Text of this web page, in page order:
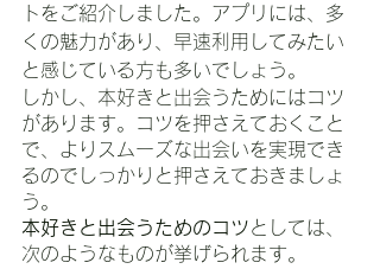
トをご紹介しました。アプリには、多
くの魅力があり、早速利用してみたい
と感じている方も多いでしょう。
しかし、本好きと出会うためにはコツ
があります。コツを押さえておくこと
で、よりスムーズな出会いを実現でき
るのでしっかりと押さえておきましょ
う。
本好きと出会うためのコツとしては、
次のようなものが挙げられます。